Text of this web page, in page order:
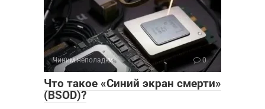
Чиним неполадки 0
Что такое «Синий экран смерти»
(BSOD)?